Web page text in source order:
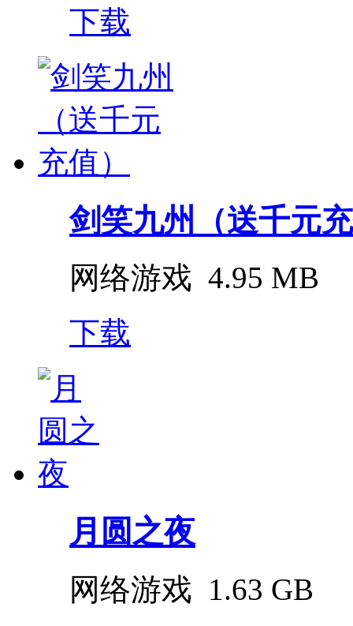
下载
剑笑九州（送千元
网络游戏 4.95 MB
下载
月圆之夜
网络游戏 1.63 GB